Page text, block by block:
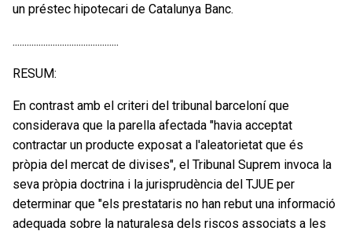
un préstec hipotecari de Catalunya Banc.
.............................................
RESUM:
En contrast amb el criteri del tribunal barceloní que
considerava que la parella afectada "havia acceptat
contractar un producte exposat a l'aleatorietat que és
pròpia del mercat de divises", el Tribunal Suprem invoca la
seva pròpia doctrina i la jurisprudència del TJUE per
determinar que "els prestataris no han rebut una informació
adequada sobre la naturalesa dels riscos associats a les